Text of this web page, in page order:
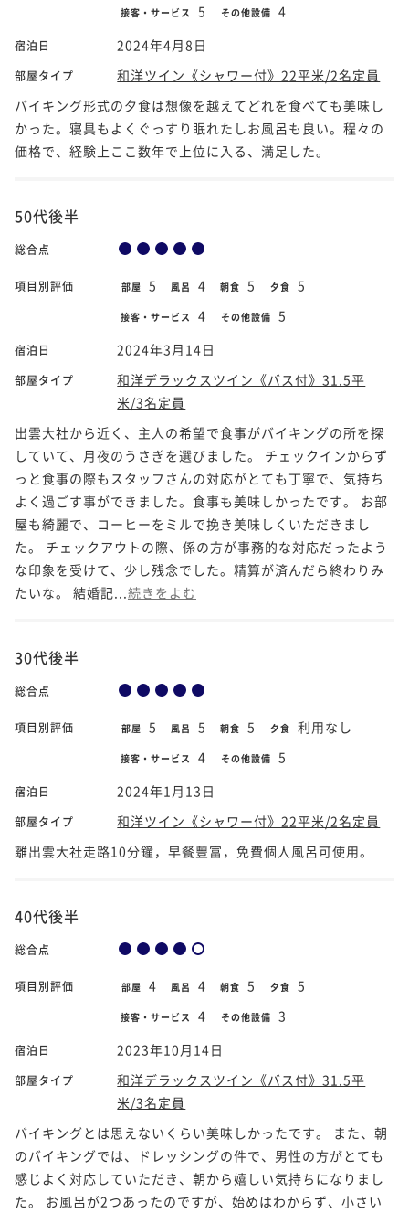
接客・サービス 5 その他設備 4
宿泊日 2024年4月8日
部屋タイプ
和洋ツイン《シャワー付》22平米/2名定員
バイキング形式の夕食は想像を越えてどれを食べても美味し
かった。寝具もよくぐっすり眠れたしお風呂も良い。程々の
価格で、経験上ここ数年で上位に入る、満足した。
50代後半
総合点
項目別評価 部屋 5 風呂 4 朝食 5 夕食 5
接客・サービス 4 その他設備 5
宿泊日 2024年3月14日
部屋タイプ
和洋デラックスツイン《バス付》31.5平
米/3名定員
出雲大社から近く、主人の希望で食事がバイキングの所を探
していて、月夜のうさぎを選びました。 チェックインからず
っと食事の際もスタッフさんの対応がとても丁寧で、気持ち
よく過ごす事ができました。食事も美味しかったです。 お部
屋も綺麗で、コーヒーをミルで挽き美味しくいただきまし
た。 チェックアウトの際、係の方が事務的な対応だったよう
な印象を受けて、少し残念でした。精算が済んだら終わりみ
たいな。 結婚記... 続きをよむ
30代後半
総合点
項目別評価 部屋 5 風呂 5 朝食 5 夕食 利用なし
接客・サービス 4 その他設備 5
宿泊日 2024年1月13日
部屋タイプ
和洋ツイン《シャワー付》22平米/2名定員
離出雲大社走路10分鐘，早餐豐富，免費個人風呂可使用。
40代後半
総合点
項目別評価 部屋 4 風呂 4 朝食 5 夕食 5
接客・サービス 4 その他設備 3
宿泊日 2023年10月14日
部屋タイプ
和洋デラックスツイン《バス付》31.5平
米/3名定員
バイキングとは思えないくらい美味しかったです。 また、朝
のバイキングでは、ドレッシングの件で、男性の方がとても
感じよく対応していただき、朝から嬉しい気持ちになりまし
た。 お風呂が2つあったのですが、始めはわからず、小さい